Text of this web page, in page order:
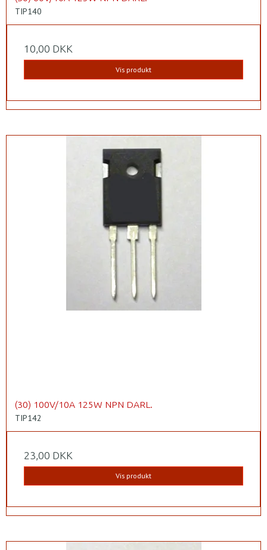
TIP140
10,00 DKK
Vis produkt
(30) 100V/10A 125W NPN DARL.
TIP142
23,00 DKK
Vis produkt